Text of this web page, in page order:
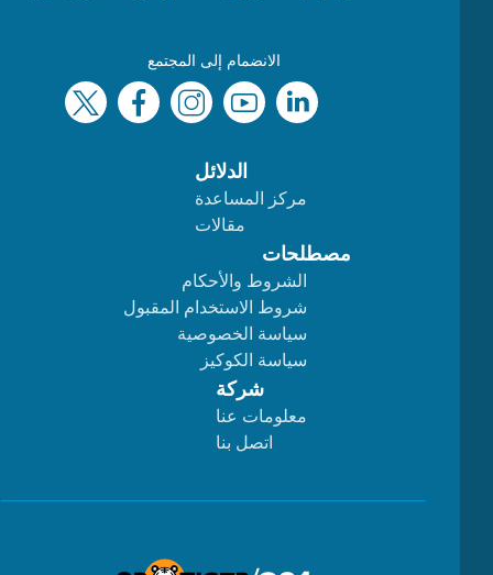
الانضمام إلى المجتمع
الدلائل
مركز المساعدة
مقالات
مصطلحات
الشروط والأحكام
شروط الاستخدام المقبول
سياسة الخصوصية
سياسة الكوكيز
شركة
معلومات عنا
اتصل بنا